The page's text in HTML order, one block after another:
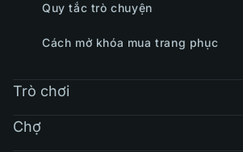
Quy tắc trò chuyện
Cách mở khóa mua trang phục
Trò chơi
Chợ